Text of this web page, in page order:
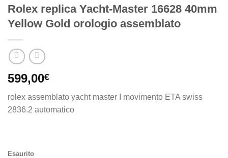
Rolex replica Yacht-Master 16628 40mm
Yellow Gold orologio assemblato
599,00€
rolex assemblato yacht master I movimento ETA swiss
2836.2 automatico
Esaurito